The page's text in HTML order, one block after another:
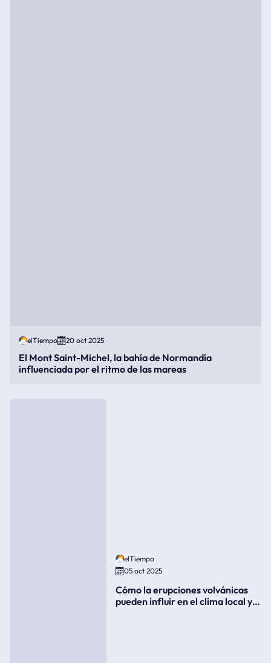
elTiempo 20 oct 2025
El Mont Saint-Michel, la bahía de Normandía
influenciada por el ritmo de las mareas
elTiempo
05 oct 2025
Cómo la erupciones volvánicas
pueden influir en el clima local y